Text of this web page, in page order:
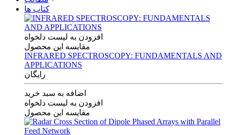
کتاب ها
افزودن به لیست دلخواه
مقایسه این محصول
INFRARED SPECTROSCOPY: FUNDAMENTALS AND
APPLICATIONS
رایگان
اضافه به سبد خرید
افزودن به لیست دلخواه
مقایسه این محصول